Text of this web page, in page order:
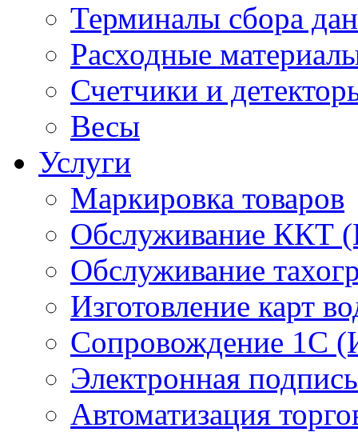
Терминалы сбора
Расходные
Счетчики и
Весы
Услуги
Маркировка товаров
Обслуживание ККТ
Обслуживание
Изготовление карт
Сопровождение 1С
Электронная подпись
Автоматизация